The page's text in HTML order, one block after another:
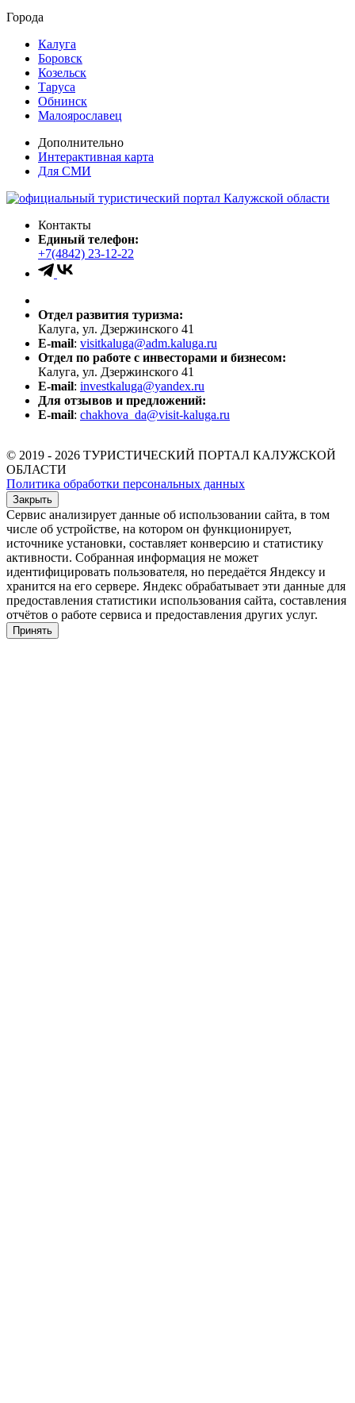
Города
Калуга
Боровск
Козельск
Таруса
Обнинск
Малоярославец
Дополнительно
Интерактивная карта
Для СМИ
Контакты
Единый телефон:
+7(4842) 23-12-22
Отдел развития туризма:
Калуга, ул. Дзержинского 41
E-mail: visitkaluga@adm.kaluga.ru
Отдел по работе с инвесторами и бизнесом:
Калуга, ул. Дзержинского 41
E-mail: investkaluga@yandex.ru
Для отзывов и предложений:
E-mail: chakhova_da@visit-kaluga.ru
© 2019 - 2026 ТУРИСТИЧЕСКИЙ ПОРТАЛ КАЛУЖСКОЙ
ОБЛАСТИ
Политика обработки персональных данных
Закрыть
Сервис анализирует данные об использовании сайта, в том
числе об устройстве, на котором он функционирует,
источнике установки, составляет конверсию и статистику
активности. Собранная информация не может
идентифицировать пользователя, но передаётся Яндексу и
хранится на его сервере. Яндекс обрабатывает эти данные для
предоставления статистики использования сайта, составления
отчётов о работе сервиса и предоставления других услуг.
Принять